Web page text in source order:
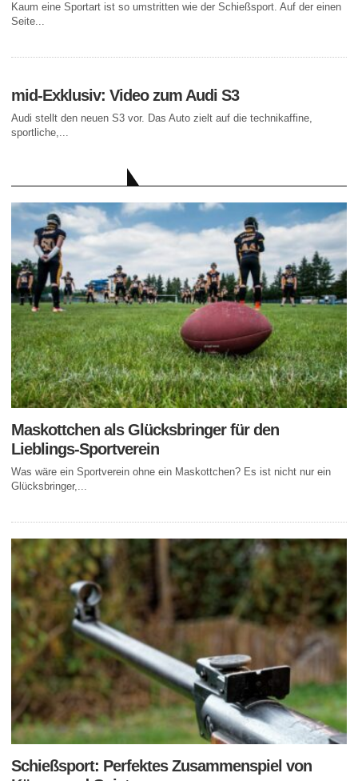
Kaum eine Sportart ist so umstritten wie der Schießsport. Auf der einen
Seite...
mid-Exklusiv: Video zum Audi S3
Audi stellt den neuen S3 vor. Das Auto zielt auf die technikaffine,
sportliche,...
Maskottchen als Glücksbringer für den
Lieblings-Sportverein
Was wäre ein Sportverein ohne ein Maskottchen? Es ist nicht nur ein
Glücksbringer,...
Schießsport: Perfektes Zusammenspiel von